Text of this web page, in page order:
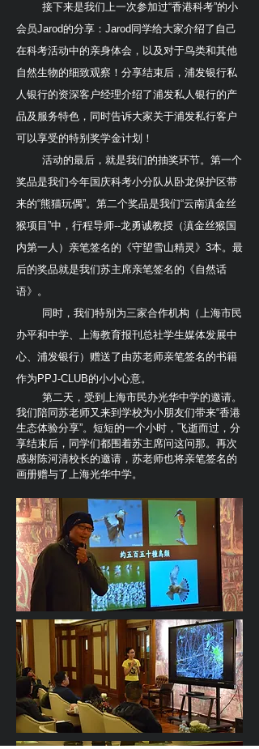
接下来是我们上一次参加过“香港科考”的小
会员Jarod的分享：Jarod同学给大家介绍了自己
在科考活动中的亲身体会，以及对于鸟类和其他
自然生物的细致观察！分享结束后，浦发银行私
人银行的资深客户经理介绍了浦发私人银行的产
品及服务特色，同时告诉大家关于浦发私行客户
可以享受的特别奖学金计划！
活动的最后，就是我们的抽奖环节。第一个
奖品是我们今年国庆科考小分队从卧龙保护区带
来的“熊猫玩偶”。第二个奖品是我们“云南滇金丝
猴项目”中，行程导师--龙勇诚教授（滇金丝猴国
内第一人）亲笔签名的《守望雪山精灵》3本。最
后的奖品就是我们苏主席亲笔签名的《自然话
语》。
同时，我们特别为三家合作机构（上海市民
办平和中学、上海教育报刊总社学生媒体发展中
心、浦发银行）赠送了由苏老师亲笔签名的书籍
作为PPJ-CLUB的小小心意。
第二天，受到上海市民办光华中学的邀请。
我们陪同苏老师又来到学校为小朋友们带来“香港
生态体验分享”。短短的一个小时，飞逝而过，分
享结束后，同学们都围着苏主席问这问那。再次
感谢陈河清校长的邀请，苏老师也将亲笔签名的
画册赠与了上海光华中学。